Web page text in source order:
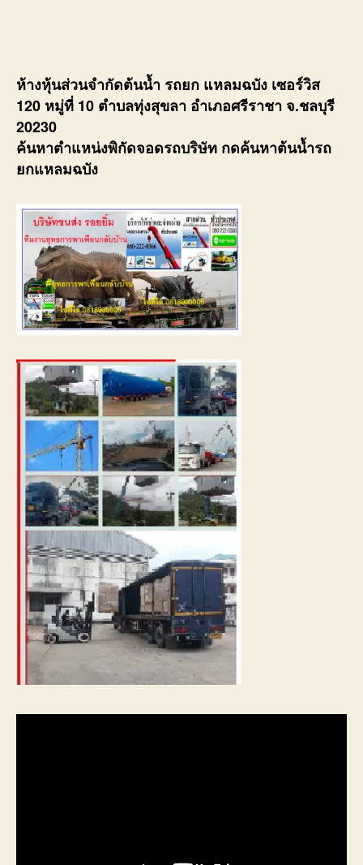
ห้างหุ้นส่วนจำกัดต้นน้ำ รถยก แหลมฉบัง เซอร์วิส
120 หมู่ที่ 10 ตำบลทุ่งสุขลา อำเภอศรีราชา จ.ชลบุรี
20230
ค้นหาตำแหน่งพิกัดจอดรถบริษัท กดค้นหาต้นน้ำรถ
ยกแหลมฉบัง